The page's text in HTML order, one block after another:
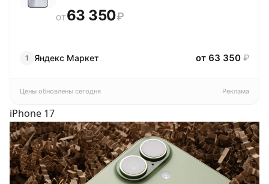
ОТ 63 350₽
1 Яндекс Маркет от 63 350 ₽
Цены обновлены сегодня Реклама
iPhone 17